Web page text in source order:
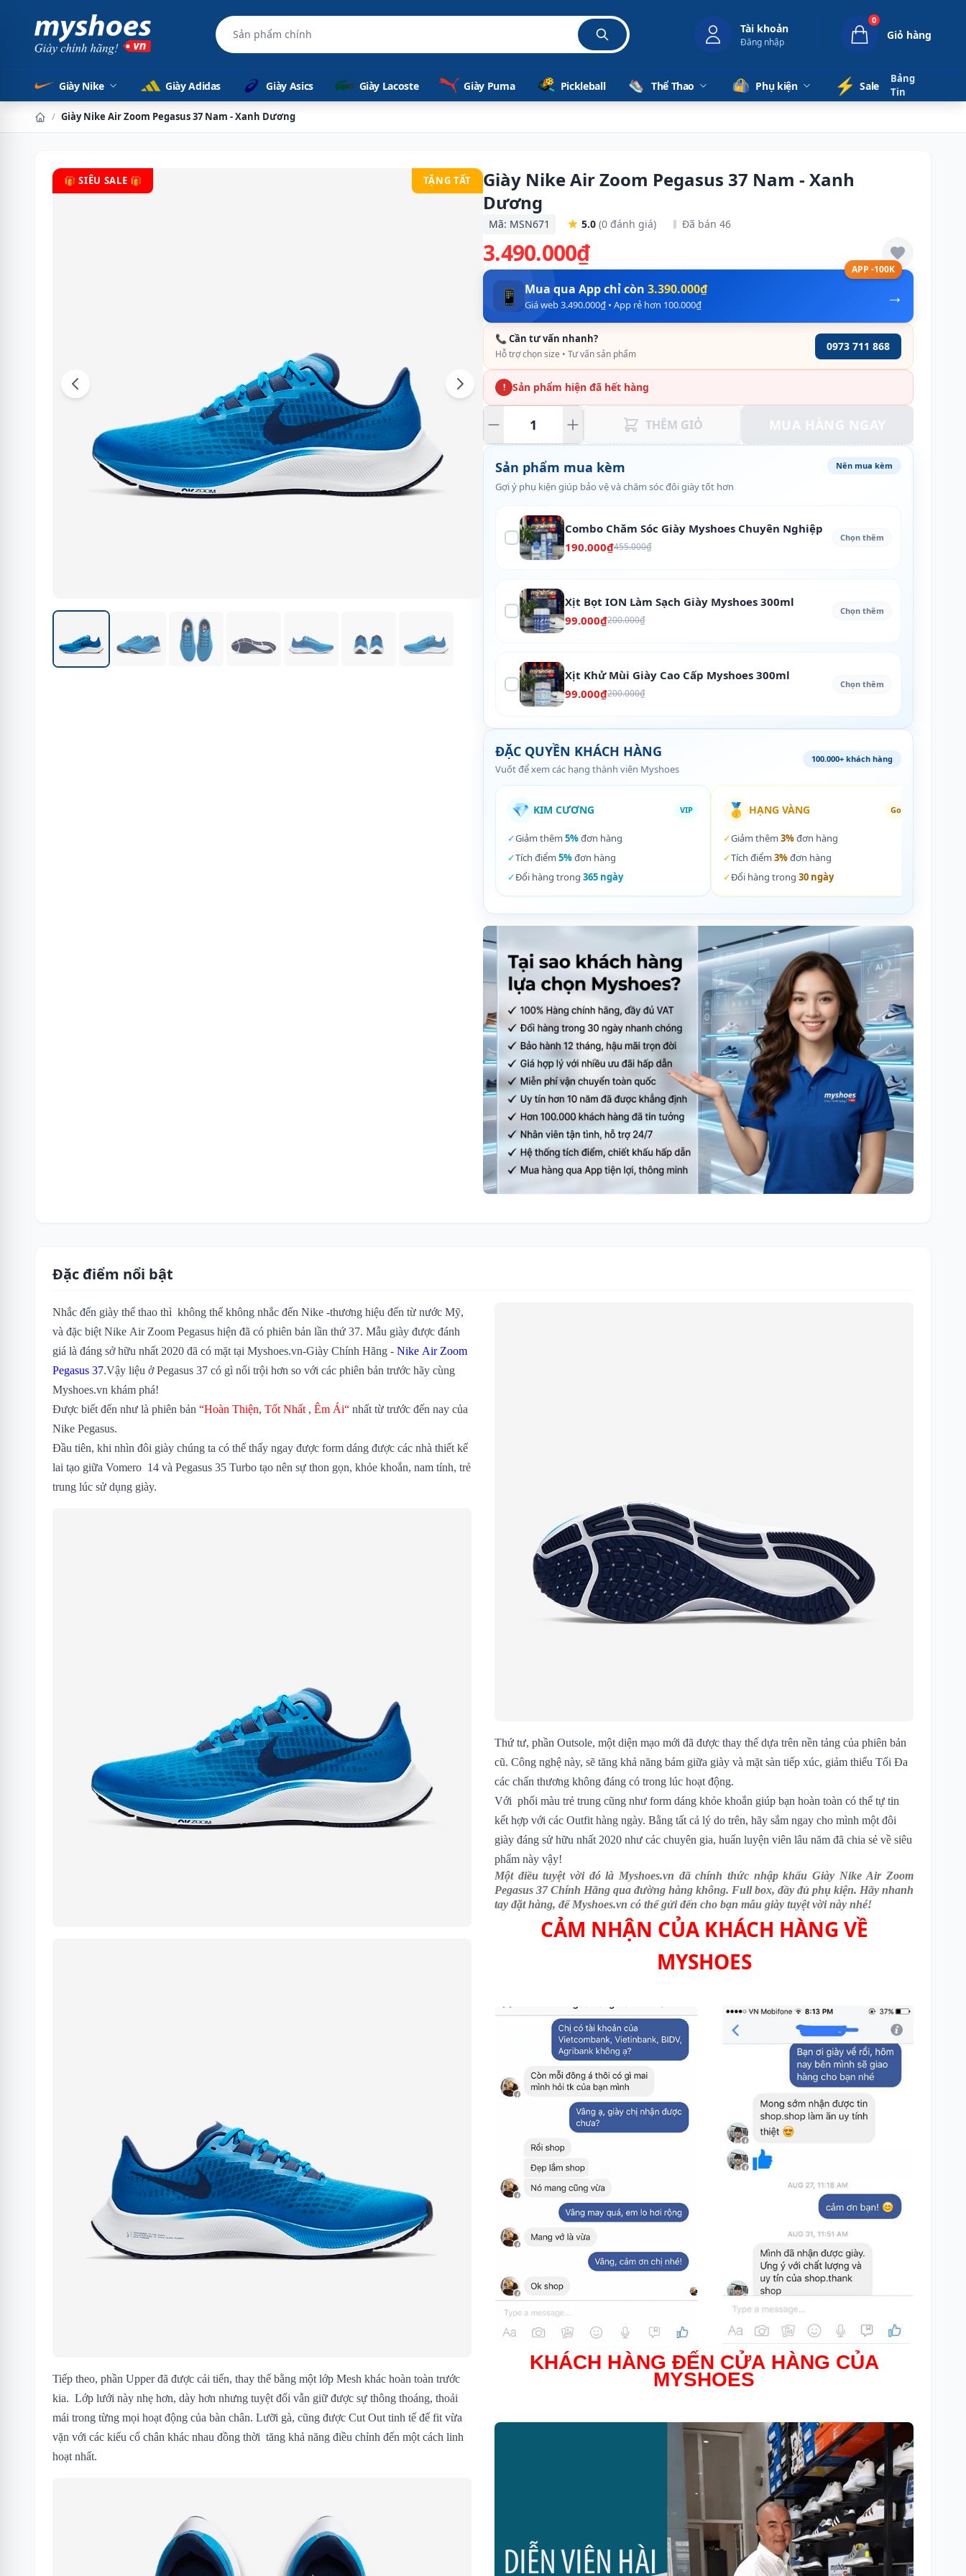
Sản phẩm chính hãng 100% Tài khoản
Đăng nhập
0
Giỏ hàng
Giày Nike Giày Adidas Giày Asics Giày Lacoste Giày Puma Pickleball Thể Thao Phụ kiện ⚡️ Sale
Bảng
Tin
/ Giày Nike Air Zoom Pegasus 37 Nam - Xanh Dương
🎁 SIÊU SALE 🎁 TẶNG TẤT
Giày Nike Air Zoom Pegasus 37 Nam - Xanh
Dương
Mã: MSN671 5.0 (0 đánh giá) Đã bán 46
3.490.000₫
APP -100K
→
📱 Mua qua App chỉ còn 3.390.000₫
Giá web 3.490.000₫ • App rẻ hơn 100.000₫
📞 Cần tư vấn nhanh?
Hỗ trợ chọn size • Tư vấn sản phẩm
0973 711 868
! Sản phẩm hiện đã hết hàng
THÊM GIỎ
Sản phẩm mua kèm
Gợi ý phụ kiện giúp bảo vệ và chăm sóc đôi giày tốt hơn
Nên mua kèm
Combo Chăm Sóc Giày Myshoes Chuyên Nghiệp
190.000₫455.000₫
Chọn thêm
Xịt Bọt ION Làm Sạch Giày Myshoes 300ml
99.000₫200.000₫
Chọn thêm
Xịt Khử Mùi Giày Cao Cấp Myshoes 300ml
99.000₫200.000₫
Chọn thêm
ĐẶC QUYỀN KHÁCH HÀNG
Vuốt để xem các hạng thành viên Myshoes
100.000+ khách hàng
💎 KIM CƯƠNG VIP
✓Giảm thêm 5%đơn hàng
✓Tích điểm 5%đơn hàng
✓Đổi hàng trong 365 ngày
🥇 HẠNG VÀNG Gold
✓Giảm thêm 3%đơn hàng
✓Tích điểm 3%đơn hàng
✓Đổi hàng trong 30 ngày
Đặc điểm nổi bật
Nhắc đến giày thể thao thì không thể không nhắc đến Nike -thương hiệu đến từ nước Mỹ,
và đặc biệt Nike Air Zoom Pegasus hiện đã có phiên bản lần thứ 37. Mẫu giày được đánh
giá là đáng sở hữu nhất 2020 đã có mặt tại Myshoes.vn-Giày Chính Hãng - Nike Air Zoom
Pegasus 37.Vậy liệu ở Pegasus 37 có gì nổi trội hơn so với các phiên bản trước hãy cùng
Myshoes.vn khám phá!
Được biết đến như là phiên bản “Hoàn Thiện, Tốt Nhất , Êm Ái“ nhất từ trước đến nay của
Nike Pegasus.
Đầu tiên, khi nhìn đôi giày chúng ta có thể thấy ngay được form dáng được các nhà thiết kế
lai tạo giữa Vomero 14 và Pegasus 35 Turbo tạo nên sự thon gọn, khỏe khoắn, nam tính, trẻ
trung lúc sử dụng giày.
Tiếp theo, phần Upper đã được cải tiến, thay thế bằng một lớp Mesh khác hoàn toàn trước
kia. Lớp lưới này nhẹ hơn, dày hơn nhưng tuyệt đối vẫn giữ được sự thông thoáng, thoải
mái trong từng mọi hoạt động của bàn chân. Lưỡi gà, cũng được Cut Out tinh tế để fit vừa
vặn với các kiểu cổ chân khác nhau đồng thời tăng khả năng điều chỉnh đến một cách linh
hoạt nhất.
Thứ tư, phần Outsole, một diện mạo mới đã được thay thế dựa trên nền tảng của phiên bản
cũ. Công nghệ này, sẽ tăng khả năng bám giữa giày và mặt sàn tiếp xúc, giảm thiểu Tối Đa
các chấn thương không đáng có trong lúc hoạt động.
Với phối màu trẻ trung cũng như form dáng khỏe khoắn giúp bạn hoàn toàn có thể tự tin
kết hợp với các Outfit hàng ngày. Bằng tất cả lý do trên, hãy sắm ngay cho mình một đôi
giày đáng sử hữu nhất 2020 như các chuyên gia, huấn luyện viên lâu năm đã chia sẻ về siêu
phẩm này vậy!
Một điều tuyệt vời đó là Myshoes.vn đã chính thức nhập khẩu Giày Nike Air Zoom
Pegasus 37 Chính Hãng qua đường hàng không. Full box, đầy đủ phụ kiện. Hãy nhanh
tay đặt hàng, để Myshoes.vn có thể gửi đến cho bạn mẫu giày tuyệt vời này nhé!
CẢM NHẬN CỦA KHÁCH HÀNG VỀ
MYSHOES
KHÁCH HÀNG ĐẾN CỬA HÀNG CỦA
MYSHOES